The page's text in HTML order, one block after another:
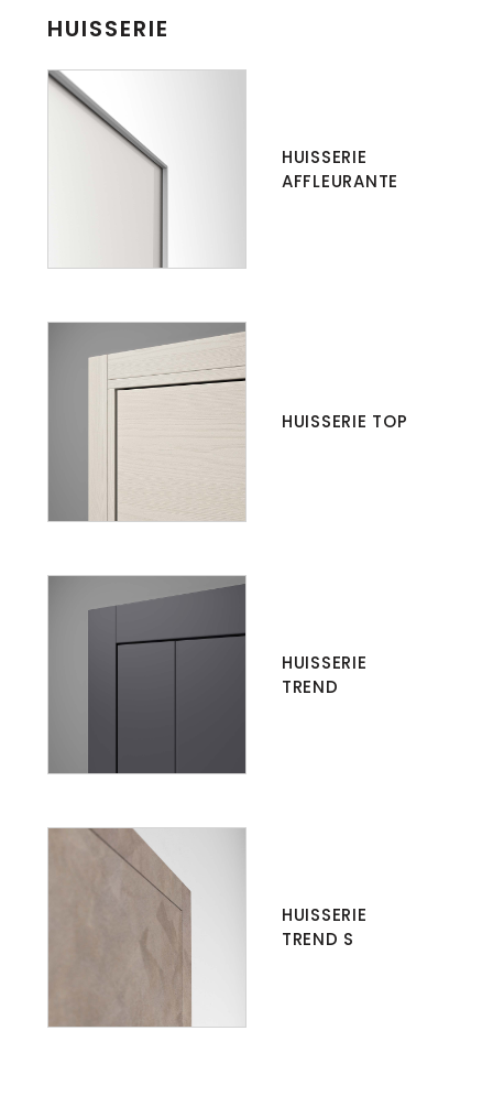
HUISSERIE
HUISSERIE
AFFLEURANTE
HUISSERIE TOP
HUISSERIE
TREND
HUISSERIE
TREND S